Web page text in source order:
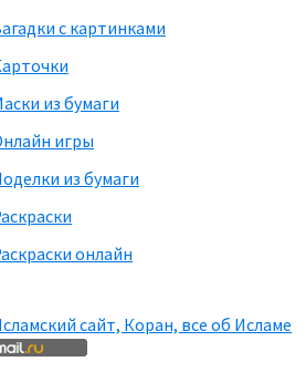
с картинками
из бумаги
игры
из бумаги
онлайн
сайт, Коран, все об Исламе